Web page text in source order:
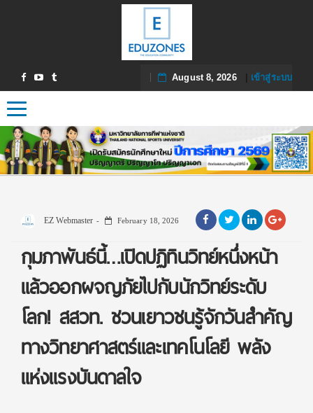
August 8, 2026| เข้าสู่ระบบ
Toggle navigation
EZ Webmaster February 18, 2026
กุมภาพันธ์นี้…เปิดปฏิทินวิทย์หนึ่งหน้า
แล้วออกผจญภัยไปกับนักวิทย์ระดับ
โลก! สสวท. ชวนเยาวชนรู้จักวันสำคัญ
ทางวิทยาศาสตร์และเทคโนโลยี พลัง
แห่งแรงบันดาลใจ